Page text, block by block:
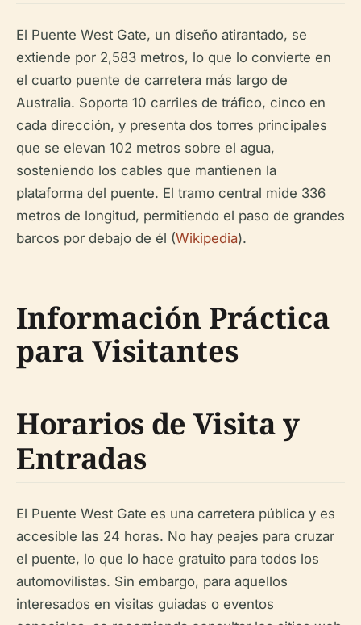
El Puente West Gate, un diseño atirantado, se
extiende por 2,583 metros, lo que lo convierte en
el cuarto puente de carretera más largo de
Australia. Soporta 10 carriles de tráfico, cinco en
cada dirección, y presenta dos torres principales
que se elevan 102 metros sobre el agua,
sosteniendo los cables que mantienen la
plataforma del puente. El tramo central mide 336
metros de longitud, permitiendo el paso de grandes
barcos por debajo de él (Wikipedia).
Información Práctica
para Visitantes
Horarios de Visita y
Entradas
El Puente West Gate es una carretera pública y es
accesible las 24 horas. No hay peajes para cruzar
el puente, lo que lo hace gratuito para todos los
automovilistas. Sin embargo, para aquellos
interesados en visitas guiadas o eventos